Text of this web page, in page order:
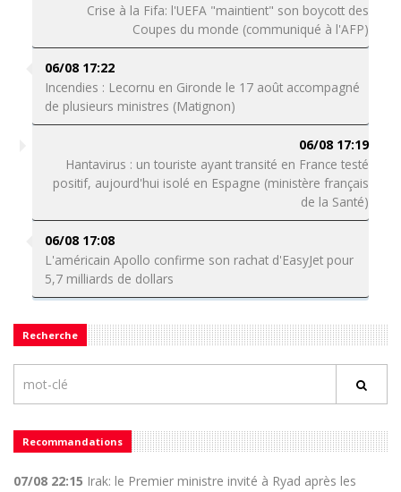
Crise à la Fifa: l'UEFA "maintient" son boycott des
Coupes du monde (communiqué à l'AFP)
06/08 17:22
Incendies : Lecornu en Gironde le 17 août accompagné
de plusieurs ministres (Matignon)
06/08 17:19
Hantavirus : un touriste ayant transité en France testé
positif, aujourd'hui isolé en Espagne (ministère français
de la Santé)
06/08 17:08
L'américain Apollo confirme son rachat d'EasyJet pour
5,7 milliards de dollars
Recherche
Recommandations
07/08 22:15 Irak: le Premier ministre invité à Ryad après les